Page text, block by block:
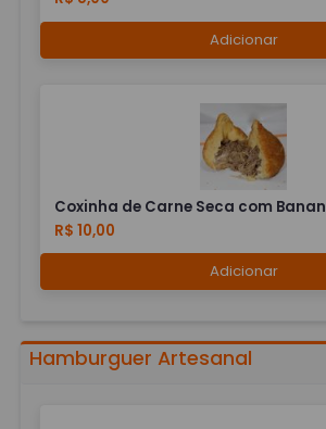
Adicionar
Coxinha de Carne Seca com
R$ 10,00
Adicionar
Hamburguer Artesanal